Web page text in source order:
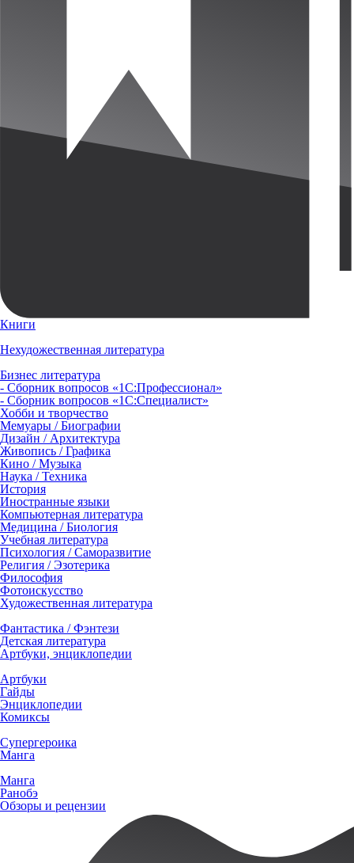
Книги
Нехудожественная литература
Бизнес литература
- Сборник вопросов «1С:Профессионал»
- Сборник вопросов «1С:Специалист»
Хобби и творчество
Мемуары / Биографии
Дизайн / Архитектура
Живопись / Графика
Кино / Музыка
Наука / Техника
История
Иностранные языки
Компьютерная литература
Медицина / Биология
Учебная литература
Психология / Саморазвитие
Религия / Эзотерика
Философия
Фотоискусство
Художественная литература
Фантастика / Фэнтези
Детская литература
Артбуки, энциклопедии
Артбуки
Гайды
Энциклопедии
Комиксы
Супергероика
Манга
Манга
Ранобэ
Обзоры и рецензии